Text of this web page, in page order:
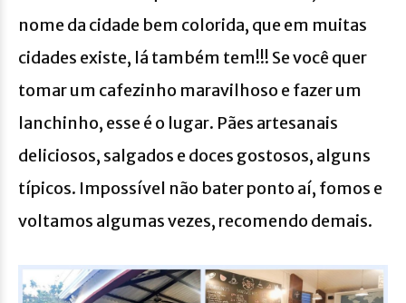
nome da cidade bem colorida, que em muitas
cidades existe, lá também tem!!! Se você quer
tomar um cafezinho maravilhoso e fazer um
lanchinho, esse é o lugar. Pães artesanais
deliciosos, salgados e doces gostosos, alguns
típicos. Impossível não bater ponto aí, fomos e
voltamos algumas vezes, recomendo demais.